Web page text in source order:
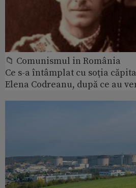
📁 Comunismul in România
Ce s-a întâmplat cu soţia
Elena Codreanu, după ce au